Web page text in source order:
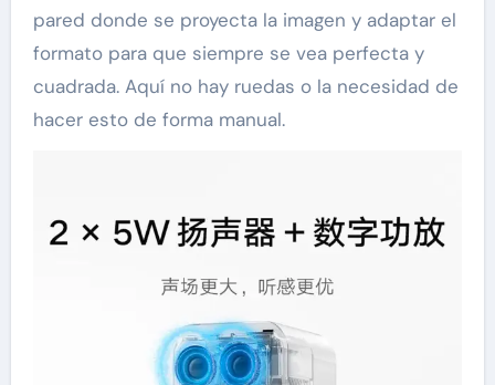
pared donde se proyecta la imagen y adaptar el
formato para que siempre se vea perfecta y
cuadrada. Aquí no hay ruedas o la necesidad de
hacer esto de forma manual.